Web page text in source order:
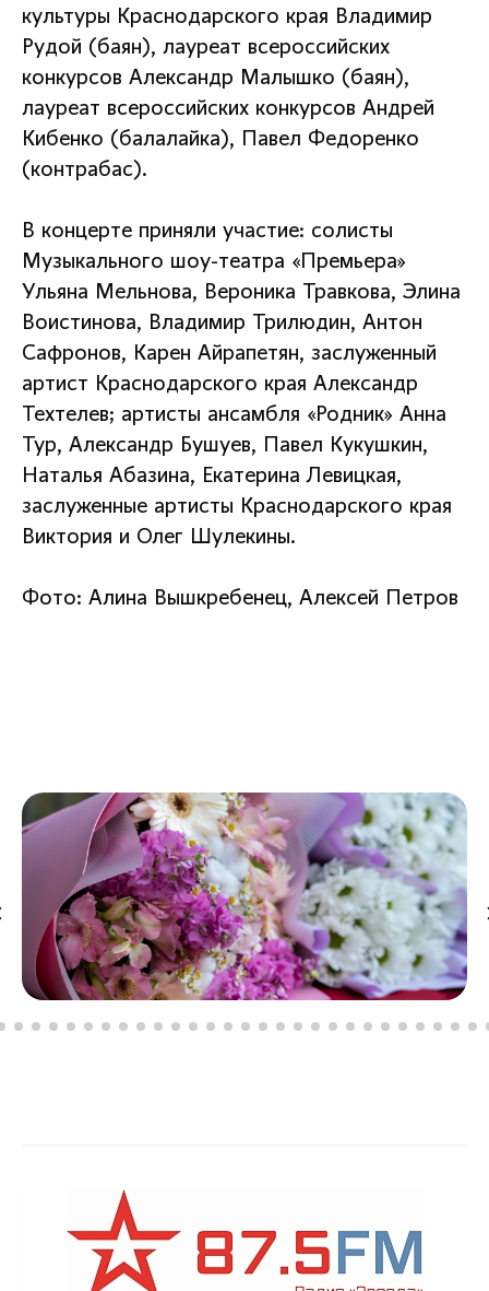
культуры Краснодарского края Владимир
Рудой (баян), лауреат всероссийских
конкурсов Александр Малышко (баян),
лауреат всероссийских конкурсов Андрей
Кибенко (балалайка), Павел Федоренко
(контрабас).
В концерте приняли участие: солисты
Музыкального шоу-театра «Премьера»
Ульяна Мельнова, Вероника Травкова, Элина
Воистинова, Владимир Трилюдин, Антон
Сафронов, Карен Айрапетян, заслуженный
артист Краснодарского края Александр
Техтелев; артисты ансамбля «Родник» Анна
Тур, Александр Бушуев, Павел Кукушкин,
Наталья Абазина, Екатерина Левицкая,
заслуженные артисты Краснодарского края
Виктория и Олег Шулекины.
Фото: Алина Вышкребенец, Алексей Петров